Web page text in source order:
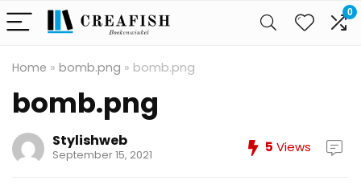
0
Home » bomb.png » bomb.png
bomb.png
Stylishweb
September 15, 2021 5 Views